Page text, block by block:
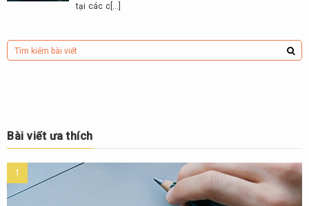
tại các c[…]
Bài viết ưa thích